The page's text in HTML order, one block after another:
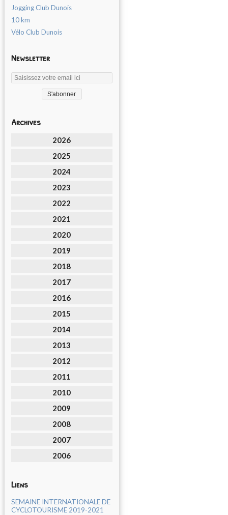
Jogging Club Dunois
10 km
Vélo Club Dunois
Newsletter
Archives
2026
2025
2024
2023
2022
2021
2020
2019
2018
2017
2016
2015
2014
2013
2012
2011
2010
2009
2008
2007
2006
Liens
SEMAINE INTERNATIONALE DE
CYCLOTOURISME 2019-2021